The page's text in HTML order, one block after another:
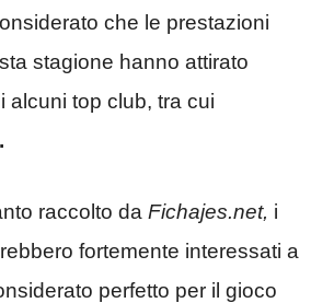
che le prestazioni
stagione hanno attirato
alcuni top club, tra cui
raccolto da Fichajes.net, i
fortemente interessati a
perfetto per il gioco